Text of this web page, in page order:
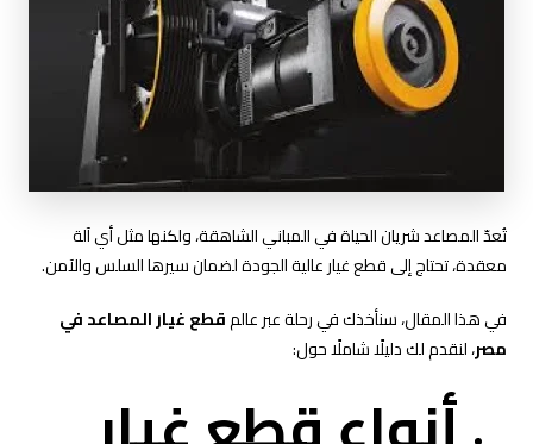
تُعدّ المصاعد شريان الحياة في المباني الشاهقة، ولكنها مثل أي آلة
معقدة، تحتاج إلى قطع غيار عالية الجودة لضمان سيرها السلس والآمن.
في هذا المقال، سنأخذك في رحلة عبر عالمقطع غيار المصاعد في
مصر، لنقدم لك دليلًا شاملًا حول: